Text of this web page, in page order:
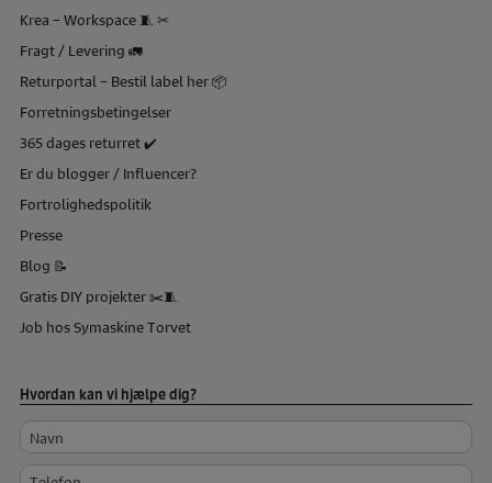
Krea – Workspace 🧵 ✂
Fragt / Levering 🚛
Returportal – Bestil label her 📦
Forretningsbetingelser
365 dages returret ✔️
Er du blogger / Influencer?
Fortrolighedspolitik
Presse
Blog 📝
Gratis DIY projekter ✂️🧵
Job hos Symaskine Torvet
Hvordan kan vi hjælpe dig?
Navn
Telefon